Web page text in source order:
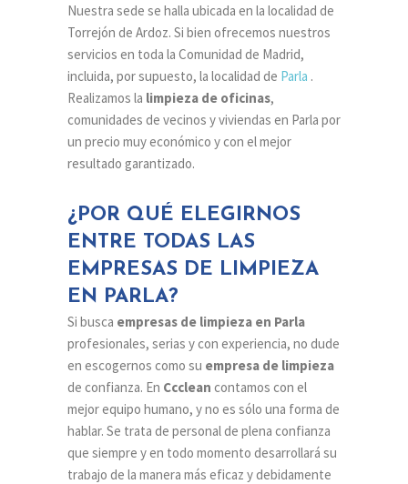
Nuestra sede se halla ubicada en la localidad de
Torrejón de Ardoz. Si bien ofrecemos nuestros
servicios en toda la Comunidad de Madrid,
incluida, por supuesto, la localidad de Parla .
Realizamos la limpieza de oficinas,
comunidades de vecinos y viviendas en Parla por
un precio muy económico y con el mejor
resultado garantizado.
¿POR QUÉ ELEGIRNOS
ENTRE TODAS LAS
EMPRESAS DE LIMPIEZA
EN PARLA?
Si busca empresas de limpieza en Parla
profesionales, serias y con experiencia, no dude
en escogernos como su empresa de limpieza
de confianza. En Ccclean contamos con el
mejor equipo humano, y no es sólo una forma de
hablar. Se trata de personal de plena confianza
que siempre y en todo momento desarrollará su
trabajo de la manera más eficaz y debidamente